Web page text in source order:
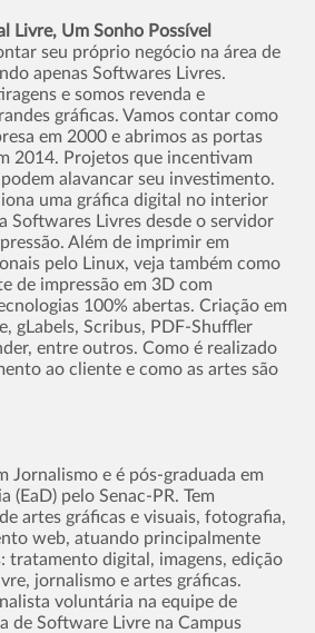
Livre, Um Sonho Possível
seu próprio negócio na área de
apenas Softwares Livres.
e somos revenda e
gráficas. Vamos contar como
em 2000 e abrimos as portas
2014. Projetos que incentivam
alavancar seu investimento.
uma gráfica digital no interior
Softwares Livres desde o servidor
Além de imprimir em
pelo Linux, veja também como
de impressão em 3D com
100% abertas. Criação em
gLabels, Scribus, PDF-Shuffler
entre outros. Como é realizado
ao cliente e como as artes são
Jornalismo e é pós-graduada em
(EaD) pelo Senac-PR. Tem
artes gráficas e visuais, fotografia,
web, atuando principalmente
tratamento digital, imagens, edição
jornalismo e artes gráficas.
voluntária na equipe de
de Software Livre na Campus